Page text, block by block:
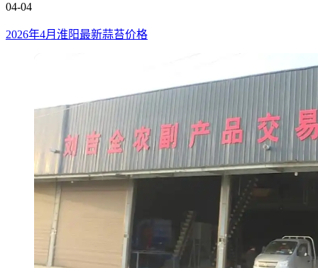
04-04
2026年4月淮阳最新蒜苔价格